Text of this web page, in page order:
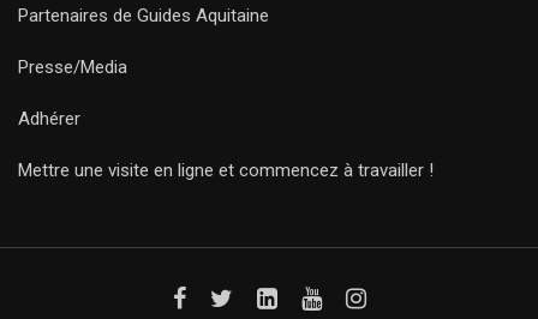
Partenaires de Guides Aquitaine
Presse/Media
Adhérer
Mettre une visite en ligne et commencez à travailler !